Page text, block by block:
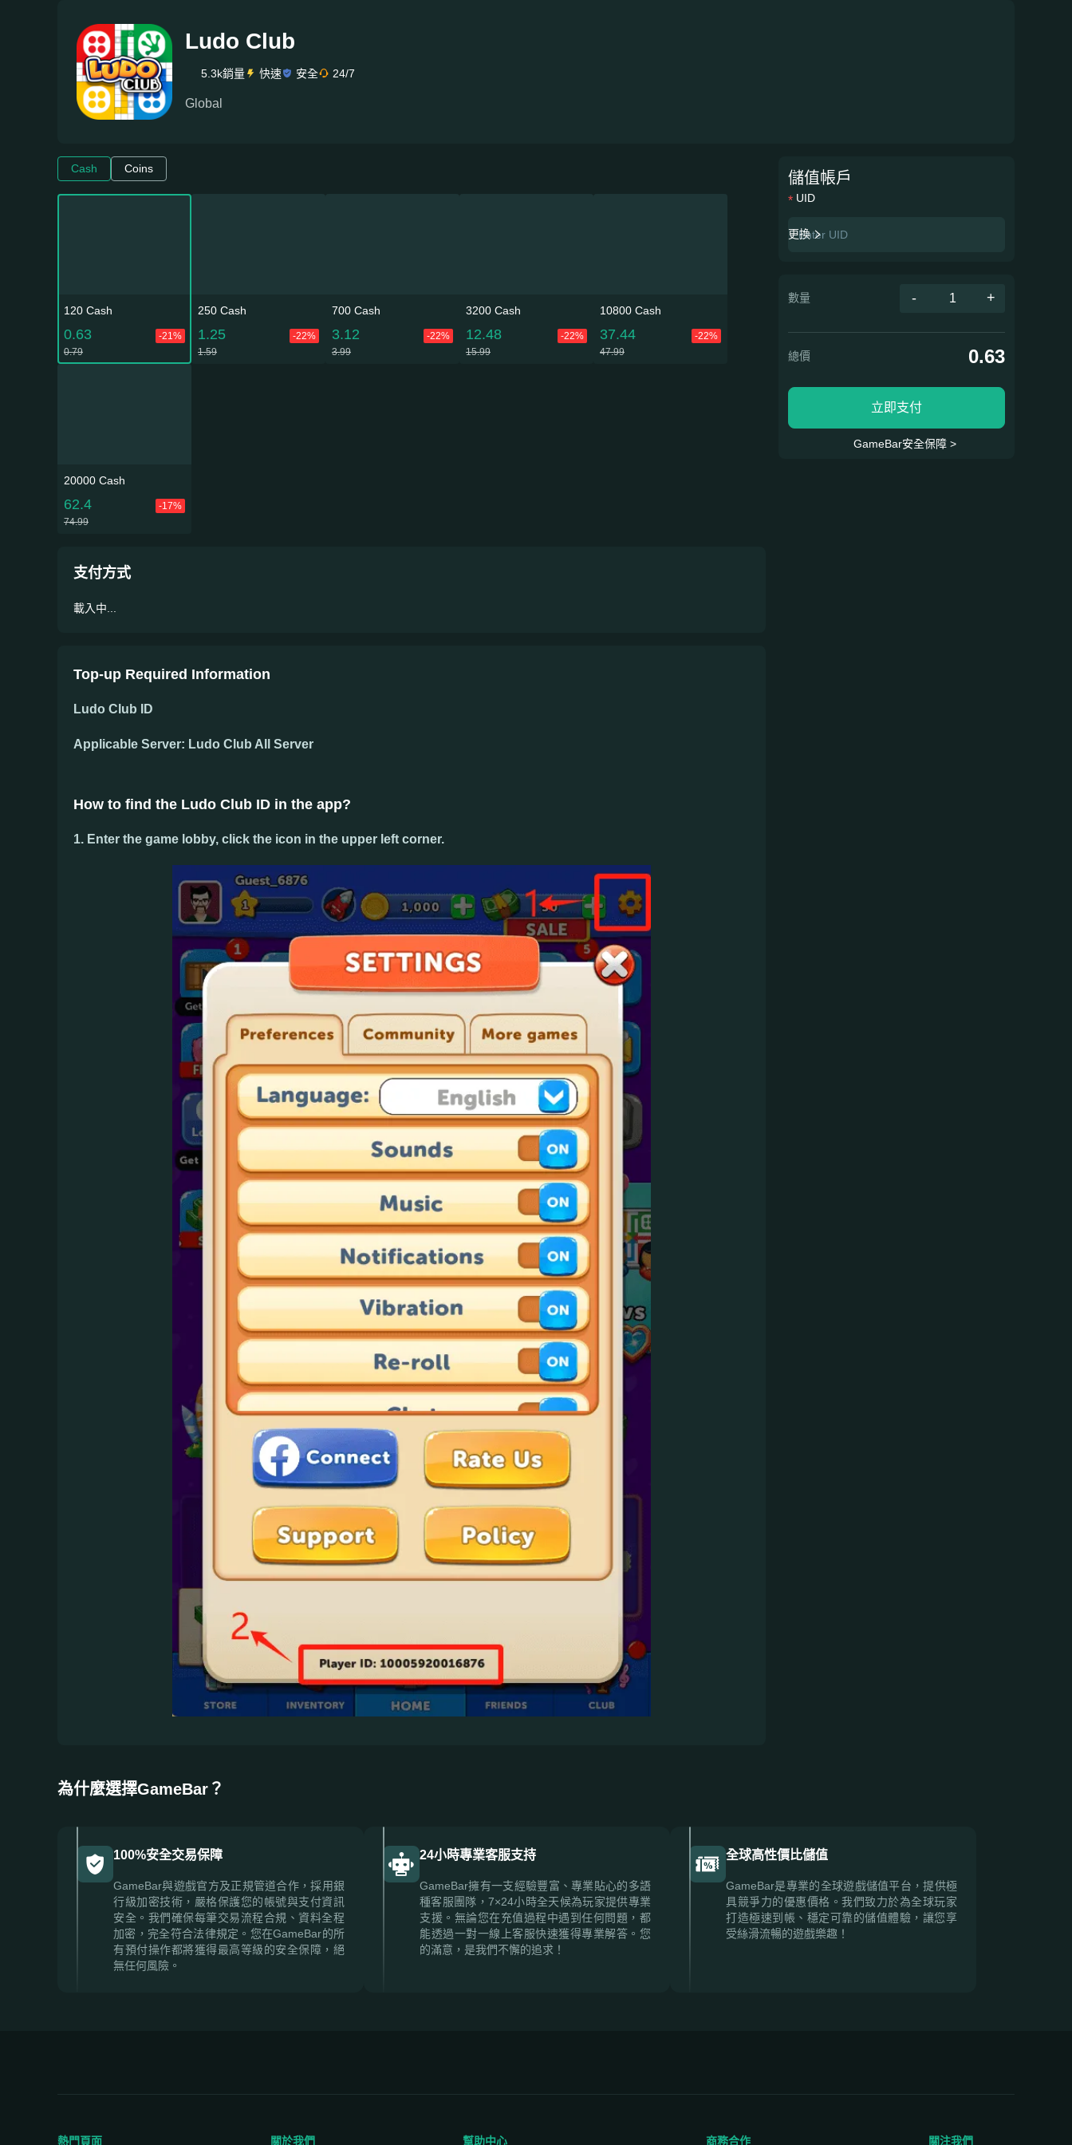
Ludo Club
5.3k銷量 快速 安全 24/7
Global
Cash Coins
120 Cash
0.63
-21%
0.79
250 Cash
1.25
-22%
1.59
700 Cash
3.12
-22%
3.99
3200 Cash
12.48
-22%
15.99
10800 Cash
37.44
-22%
47.99
20000 Cash
62.4
-17%
74.99
支付方式
載入中...
儲值帳戶
UID
更換
數量 - +
總價 0.63
立即支付
GameBar安全保障 >
Top-up Required Information
Ludo Club ID
Applicable Server: Ludo Club All Server
How to find the Ludo Club ID in the app?
1. Enter the game lobby, click the icon in the upper left corner.
為什麼選擇GameBar？
100%安全交易保障
GameBar與遊戲官方及正規管道合作，採用銀
行級加密技術，嚴格保護您的帳號與支付資訊
安全。我們確保每筆交易流程合規、資料全程
加密，完全符合法律規定。您在GameBar的所
有預付操作都將獲得最高等級的安全保障，絕
無任何風險。
24小時專業客服支持
GameBar擁有一支經驗豐富、專業貼心的多語
種客服團隊，7×24小時全天候為玩家提供專業
支援。無論您在充值過程中遇到任何問題，都
能透過一對一線上客服快速獲得專業解答。您
的滿意，是我們不懈的追求！
全球高性價比儲值
GameBar是專業的全球遊戲儲值平台，提供極
具競爭力的優惠價格。我們致力於為全球玩家
打造極速到帳、穩定可靠的儲值體驗，讓您享
受絲滑流暢的遊戲樂趣！
熱門頁面 關於我們 幫助中心 商務合作 關注我們